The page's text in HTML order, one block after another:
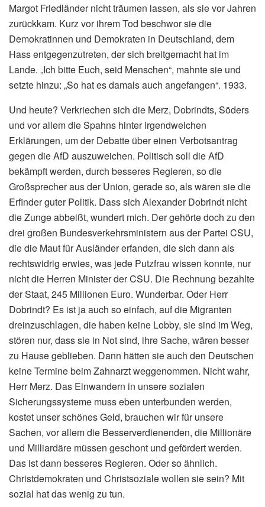
Margot Friedländer nicht träumen lassen, als sie vor Jahren
zurückkam. Kurz vor ihrem Tod beschwor sie die
Demokratinnen und Demokraten in Deutschland, dem
Hass entgegenzutreten, der sich breitgemacht hat im
Lande. „Ich bitte Euch, seid Menschen“, mahnte sie und
setzte hinzu: „So hat es damals auch angefangen“. 1933.
Und heute? Verkriechen sich die Merz, Dobrindts, Söders
und vor allem die Spahns hinter irgendwelchen
Erklärungen, um der Debatte über einen Verbotsantrag
gegen die AfD auszuweichen. Politisch soll die AfD
bekämpft werden, durch besseres Regieren, so die
Großsprecher aus der Union, gerade so, als wären sie die
Erfinder guter Politik. Dass sich Alexander Dobrindt nicht
die Zunge abbeißt, wundert mich. Der gehörte doch zu den
drei großen Bundesverkehrsministern aus der Partei CSU,
die die Maut für Ausländer erfanden, die sich dann als
rechtswidrig erwies, was jede Putzfrau wissen konnte, nur
nicht die Herren Minister der CSU. Die Rechnung bezahlte
der Staat, 245 Millionen Euro. Wunderbar. Oder Herr
Dobrindt? Es ist ja auch so einfach, auf die Migranten
dreinzuschlagen, die haben keine Lobby, sie sind im Weg,
stören nur, dass sie in Not sind, ihre Sache, wären besser
zu Hause geblieben. Dann hätten sie auch den Deutschen
keine Termine beim Zahnarzt weggenommen. Nicht wahr,
Herr Merz. Das Einwandern in unsere sozialen
Sicherungssysteme muss eben unterbunden werden,
kostet unser schönes Geld, brauchen wir für unsere
Sachen, vor allem die Besserverdienenden, die Millionäre
und Milliardäre müssen geschont und gefördert werden.
Das ist dann besseres Regieren. Oder so ähnlich.
Christdemokraten und Christsoziale wollen sie sein? Mit
sozial hat das wenig zu tun.